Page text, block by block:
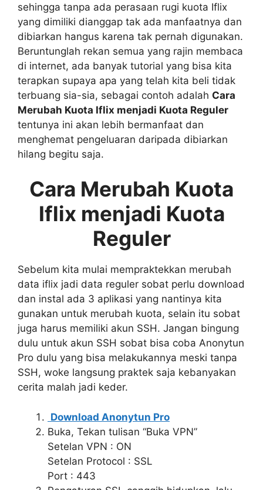
sehingga tanpa ada perasaan rugi kuota Iflix
yang dimiliki dianggap tak ada manfaatnya dan
dibiarkan hangus karena tak pernah digunakan.
Beruntunglah rekan semua yang rajin membaca
di internet, ada banyak tutorial yang bisa kita
terapkan supaya apa yang telah kita beli tidak
terbuang sia-sia, sebagai contoh adalah Cara
Merubah Kuota Iflix menjadi Kuota Reguler
tentunya ini akan lebih bermanfaat dan
menghemat pengeluaran daripada dibiarkan
hilang begitu saja.
Cara Merubah Kuota
Iflix menjadi Kuota
Reguler
Sebelum kita mulai mempraktekkan merubah
data iflix jadi data reguler sobat perlu download
dan instal ada 3 aplikasi yang nantinya kita
gunakan untuk merubah kuota, selain itu sobat
juga harus memiliki akun SSH. Jangan bingung
dulu untuk akun SSH sobat bisa coba Anonytun
Pro dulu yang bisa melakukannya meski tanpa
SSH, woke langsung praktek saja kebanyakan
cerita malah jadi keder.
Download Anonytun Pro
Buka, Tekan tulisan “Buka VPN”
Setelan VPN : ON
Setelan Protocol : SSL
Port : 443